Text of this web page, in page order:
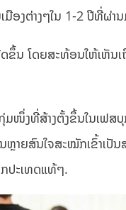
ອງຕ່າງໆໃນ 1-2 ປີທີ່ຜ່າ
ຂຶ້ນ ໂດຍສະທ້ອນໃຫ້ເຫັ
ມໜຶ່ງທີ່ສ້າງຕັ້ງຂຶ້ນໃນເ
າຍສົນໃຈສະໝັກເຂົ້າເປັ
ປະເທດແທ້ໆ.